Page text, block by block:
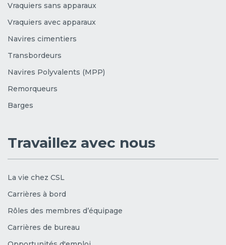
Vraquiers sans apparaux
Vraquiers avec apparaux
Navires cimentiers
Transbordeurs
Navires Polyvalents (MPP)
Remorqueurs
Barges
Travaillez avec nous
La vie chez CSL
Carrières à bord
Rôles des membres d’équipage
Carrières de bureau